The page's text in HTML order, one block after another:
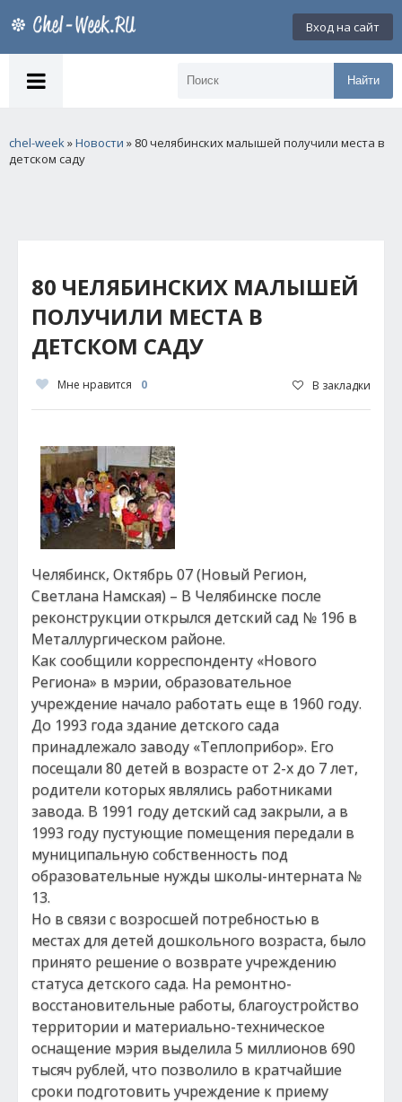
Вход на сайт
Найти
chel-week»Новости » 80 челябинских малышей получили места в
детском саду
80 ЧЕЛЯБИНСКИХ МАЛЫШЕЙ
ПОЛУЧИЛИ МЕСТА В
ДЕТСКОМ САДУ
Мне нравится 0 В закладки
Челябинск, Октябрь 07 (Новый Регион,
Светлана Намская) – В Челябинске после
реконструкции открылся детский сад № 196 в
Металлургическом районе.
Как сообщили корреспонденту «Нового
Региона» в мэрии, образовательное
учреждение начало работать еще в 1960 году.
До 1993 года здание детского сада
принадлежало заводу «Теплоприбор». Его
посещали 80 детей в возрасте от 2-х до 7 лет,
родители которых являлись работниками
завода. В 1991 году детский сад закрыли, а в
1993 году пустующие помещения передали в
муниципальную собственность под
образовательные нужды школы-интерната №
13.
Но в связи с возросшей потребностью в
местах для детей дошкольного возраста, было
принято решение о возврате учреждению
статуса детского сада. На ремонтно-
восстановительные работы, благоустройство
территории и материально-техническое
оснащение мэрия выделила 5 миллионов 690
тысяч рублей, что позволило в кратчайшие
сроки подготовить учреждение к приему